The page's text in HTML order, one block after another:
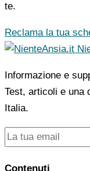
te.
Reclama la tua
Informazione e
Test, articoli e una
Italia.
Contenuti